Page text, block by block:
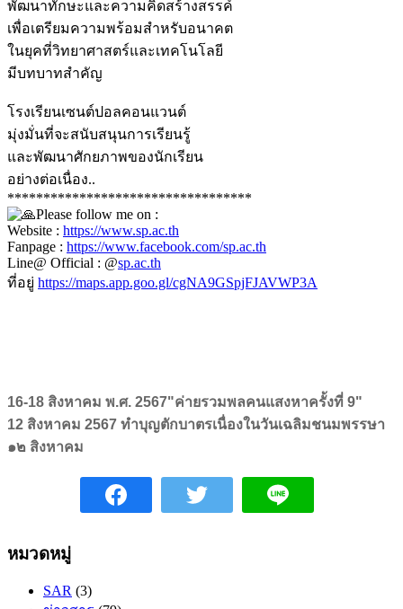
พัฒนาทักษะและความคิดสร้างสรรค์
เพื่อเตรียมความพร้อมสำหรับอนาคต
ในยุคที่วิทยาศาสตร์และเทคโนโลยี
มีบทบาทสำคัญ
โรงเรียนเซนต์ปอลคอนแวนต์
มุ่งมั่นที่จะสนับสนุนการเรียนรู้
และพัฒนาศักยภาพของนักเรียน
อย่างต่อเนื่อง..
**********************************
Please follow me on :
Website : https://www.sp.ac.th
Fanpage : https://www.facebook.com/sp.ac.th
Line@ Official : @sp.ac.th
ที่อยู่ https://maps.app.goo.gl/cgNA9GSpjFJAVWP3A
16-18 สิงหาคม พ.ศ. 2567"ค่ายรวมพลคนแสงหาครั้งที่ 9"
12 สิงหาคม 2567 ทำบุญตักบาตรเนื่องในวันเฉลิมชนมพรรษา
๑๒ สิงหาคม
หมวดหมู่
SAR (3)